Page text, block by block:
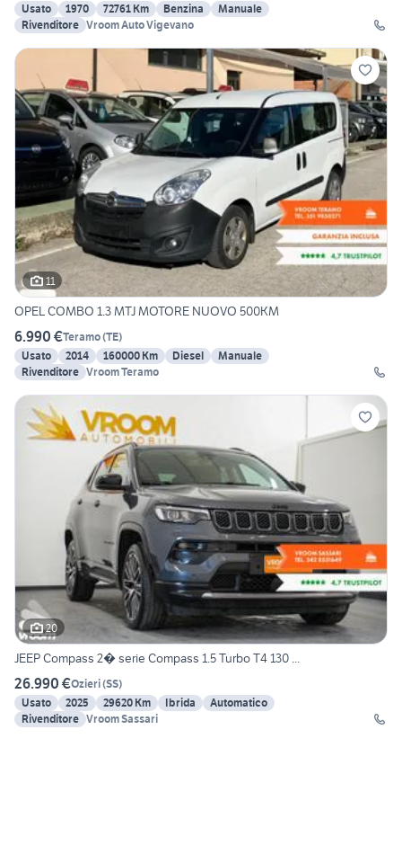
Usato
1970 72761 Km Benzina
Manuale
Rivenditore Vroom Auto Vigevano
11
OPEL COMBO 1.3 MTJ MOTORE NUOVO 500KM
6.990 €Teramo(TE)
Usato
2014 160000 Km Diesel
Manuale
Rivenditore Vroom Teramo
20
JEEP Compass 2� serie Compass 1.5 Turbo T4 130 ...
26.990 €Ozieri(SS)
Usato
2025 29620 Km Ibrida
Automatico
Rivenditore Vroom Sassari